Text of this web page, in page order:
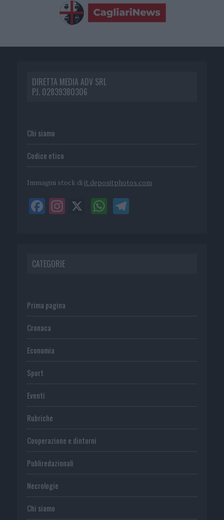
DIRETTA MEDIA ADV SRL
P.I. 02839380306
Chi siamo
Codice etico
Immagini stock di it.depositphotos.com
CATEGORIE
Prima pagina
Cronaca
Economia
Sport
Eventi
Rubriche
Cooperazione e dintorni
Publiredazionali
Necrologie
Chi siamo